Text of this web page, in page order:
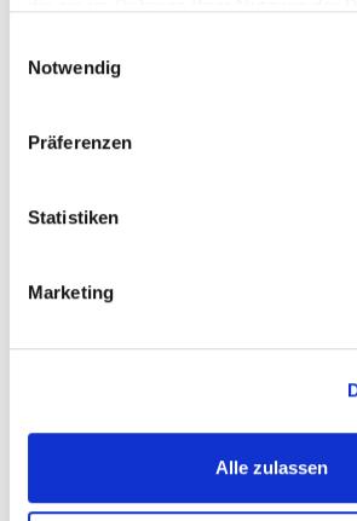
Notwendig
Präferenzen
Statistiken
Marketing
Alle zulassen